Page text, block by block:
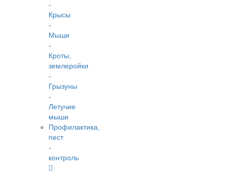
-
Крысы
-
Мыши
-
Кроты,
землеройки
-
Грызуны
-
Летучие
мыши
Профилактика,
пест
-
контроль